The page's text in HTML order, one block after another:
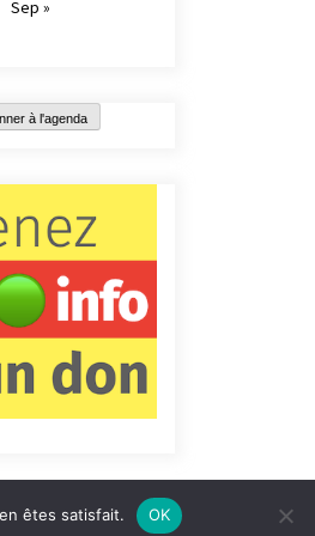
Sep »
à l'agenda
Informations légales
êtes satisfait. OK